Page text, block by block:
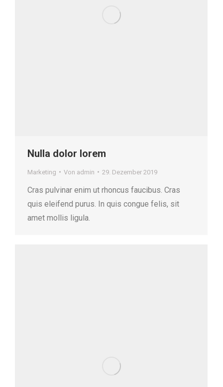
Nulla dolor lorem
Marketing Von admin 29. Dezember 2019
Cras pulvinar enim ut rhoncus faucibus. Cras
quis eleifend purus. In quis congue felis, sit
amet mollis ligula.